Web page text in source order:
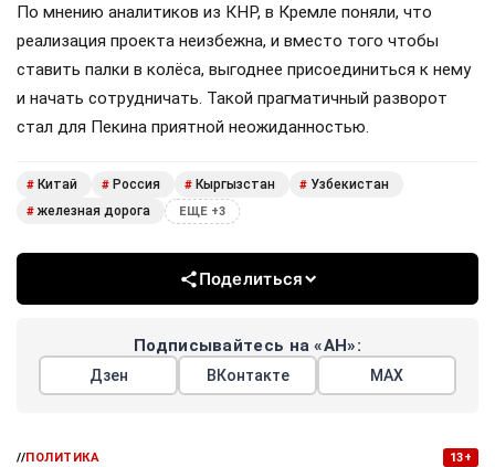
По мнению аналитиков из КНР, в Кремле поняли, что
реализация проекта неизбежна, и вместо того чтобы
ставить палки в колёса, выгоднее присоединиться к нему
и начать сотрудничать. Такой прагматичный разворот
стал для Пекина приятной неожиданностью.
# Китай # Россия # Кыргызстан # Узбекистан
# железная дорога ЕЩЕ +3
Поделиться
Подписывайтесь на «АН»:
Дзен ВКонтакте МАХ
//ПОЛИТИКА 13+